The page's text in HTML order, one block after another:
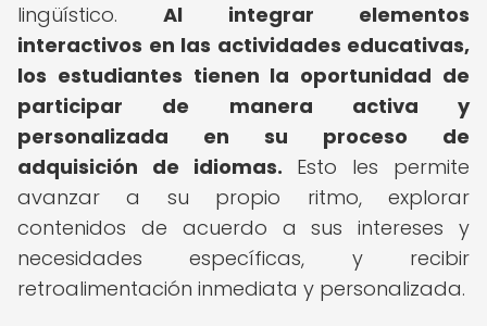
lingüístico.Al integrar elementos
interactivos en las actividades educativas,
los estudiantes tienen la oportunidad de
participar de manera activa y
personalizada en su proceso de
adquisición de idiomas. Esto les permite
avanzar a su propio ritmo, explorar
contenidos de acuerdo a sus intereses y
necesidades específicas, y recibir
retroalimentación inmediata y personalizada.